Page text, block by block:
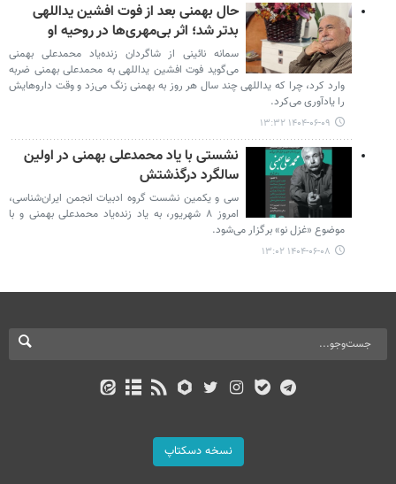
حال بهمنی بعد از فوت افشین یداللهی
بدتر شد؛ اثر بی‌مهری‌ها در روحیه او
سمانه نائینی از شاگردان زنده‌یاد محمدعلی بهمنی
می‌گوید فوت افشین یداللهی به محمدعلی بهمنی ضربه
وارد کرد، چرا که یداللهی چند سال هر روز به بهمنی زنگ می‌زد و وقت داروهایش
را یادآوری می‌کرد.
۱۴۰۴-۰۶-۰۹ ۱۳:۳۲
نشستی با یاد محمدعلی بهمنی در اولین
سالگرد درگذشتش
سی و یکمین نشست گروه ادبیات انجمن ایران‌شناسی،
امروز ۸ شهریور، به یاد زنده‌یاد محمدعلی بهمنی و با
موضوع «غزل نو» برگزار می‌شود.
۱۴۰۴-۰۶-۰۸ ۱۳:۰۲
نسخه دسکتاپ